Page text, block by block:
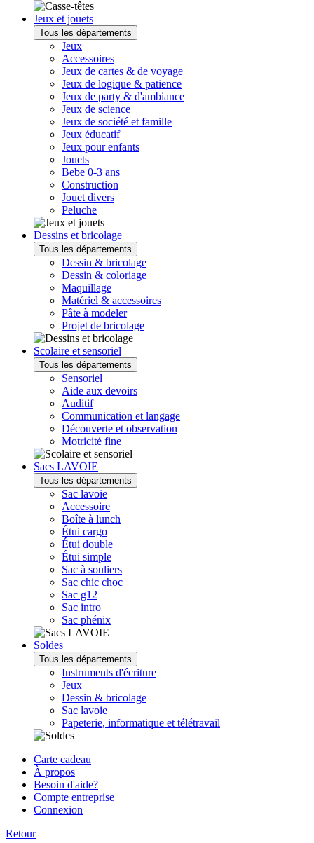
Jeux et jouets
Tous les départements
Jeux
Accessoires
Jeux de cartes & de voyage
Jeux de logique & patience
Jeux de party & d'ambiance
Jeux de science
Jeux de société et famille
Jeux éducatif
Jeux pour enfants
Jouets
Bebe 0-3 ans
Construction
Jouet divers
Peluche
Dessins et bricolage
Tous les départements
Dessin & bricolage
Dessin & coloriage
Maquillage
Matériel & accessoires
Pâte à modeler
Projet de bricolage
Scolaire et sensoriel
Tous les départements
Sensoriel
Aide aux devoirs
Auditif
Communication et langage
Découverte et observation
Motricité fine
Sacs LAVOIE
Tous les départements
Sac lavoie
Accessoire
Boîte à lunch
Étui cargo
Étui double
Étui simple
Sac à souliers
Sac chic choc
Sac g12
Sac intro
Sac phénix
Soldes
Tous les départements
Instruments d'écriture
Jeux
Dessin & bricolage
Sac lavoie
Papeterie, informatique et télétravail
Carte cadeau
À propos
Besoin d'aide?
Compte entreprise
Connexion
Retour